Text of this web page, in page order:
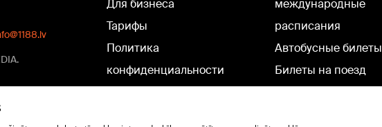
Для бизнеса
Тарифы
Политика
конфиденциальности
международные
расписания
Автобусные билеты
Билеты на поезд